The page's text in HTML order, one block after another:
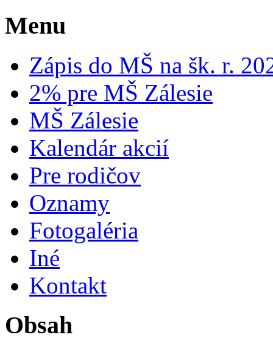
Menu
Zápis do MŠ na šk. r.
2% pre MŠ Zálesie
MŠ Zálesie
Kalendár akcií
Pre rodičov
Oznamy
Fotogaléria
Iné
Kontakt
Obsah